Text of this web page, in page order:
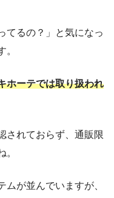
てるの？」と気になっ
。
ホーテでは取り扱われ
されておらず、通販限
。
ムが並んでいますが、